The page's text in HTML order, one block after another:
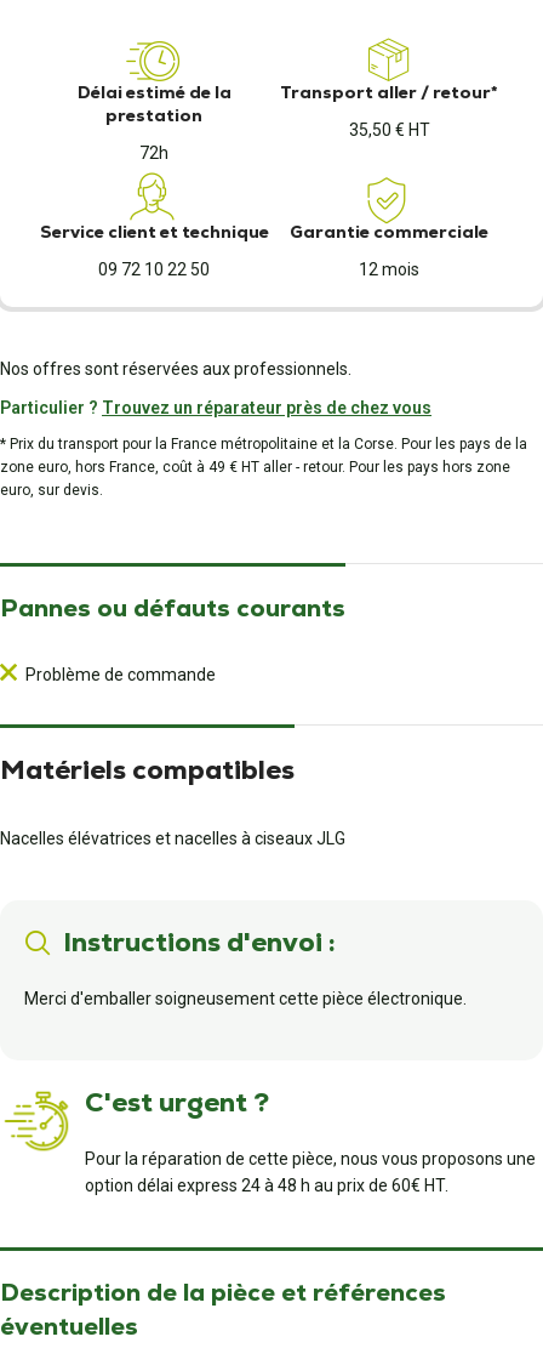
Délai estimé de la
prestation
72h
Transport aller / retour*
35,50 € HT
Service client et technique
09 72 10 22 50
Garantie commerciale
12 mois
Nos offres sont réservées aux professionnels.
Particulier ? Trouvez un réparateur près de chez vous
* Prix du transport pour la France métropolitaine et la Corse. Pour les pays de la
zone euro, hors France, coût à 49 € HT aller - retour. Pour les pays hors zone
euro, sur devis.
Pannes ou défauts courants
Problème de commande
Matériels compatibles
Nacelles élévatrices et nacelles à ciseaux JLG
Instructions d'envoi :
Merci d'emballer soigneusement cette pièce électronique.
C'est urgent ?
Pour la réparation de cette pièce, nous vous proposons une
option délai express 24 à 48 h au prix de 60€ HT.
Description de la pièce et références
éventuelles